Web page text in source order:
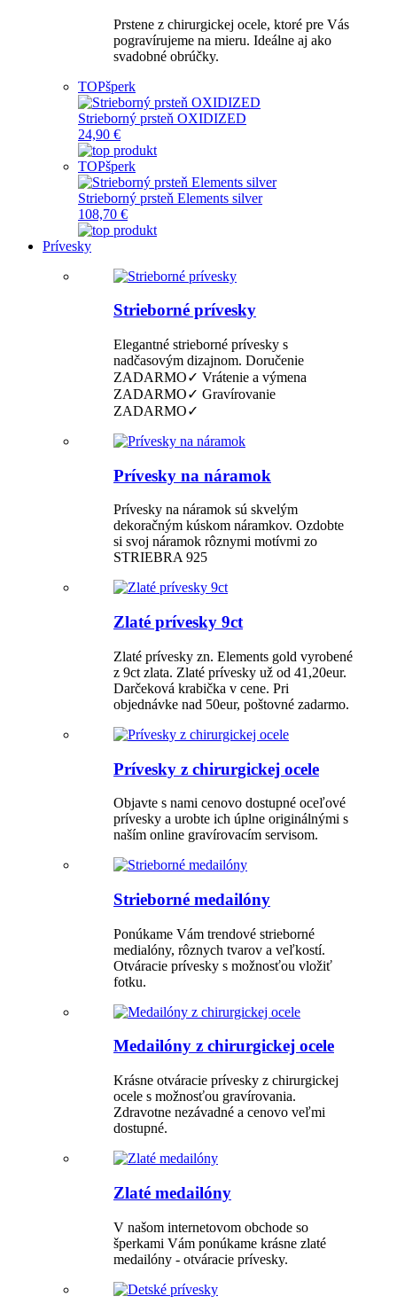
Prstene z chirurgickej ocele, ktoré pre Vás
pogravírujeme na mieru. Ideálne aj ako
svadobné obrúčky.
TOPšperk
Strieborný prsteň OXIDIZED
24,90 €
TOPšperk
Strieborný prsteň Elements silver
108,70 €
Prívesky
Strieborné prívesky
Elegantné strieborné prívesky s
nadčasovým dizajnom. Doručenie
ZADARMO✓ Vrátenie a výmena
ZADARMO✓ Gravírovanie
ZADARMO✓
Prívesky na náramok
Prívesky na náramok sú skvelým
dekoračným kúskom náramkov. Ozdobte
si svoj náramok rôznymi motívmi zo
STRIEBRA 925
Zlaté prívesky 9ct
Zlaté prívesky zn. Elements gold vyrobené
z 9ct zlata. Zlaté prívesky už od 41,20eur.
Darčeková krabička v cene. Pri
objednávke nad 50eur, poštovné zadarmo.
Prívesky z chirurgickej ocele
Objavte s nami cenovo dostupné oceľové
prívesky a urobte ich úplne originálnými s
naším online gravírovacím servisom.
Strieborné medailóny
Ponúkame Vám trendové strieborné
medialóny, rôznych tvarov a veľkostí.
Otváracie prívesky s možnosťou vložiť
fotku.
Medailóny z chirurgickej ocele
Krásne otváracie prívesky z chirurgickej
ocele s možnosťou gravírovania.
Zdravotne nezávadné a cenovo veľmi
dostupné.
Zlaté medailóny
V našom internetovom obchode so
šperkami Vám ponúkame krásne zlaté
medailóny - otváracie prívesky.